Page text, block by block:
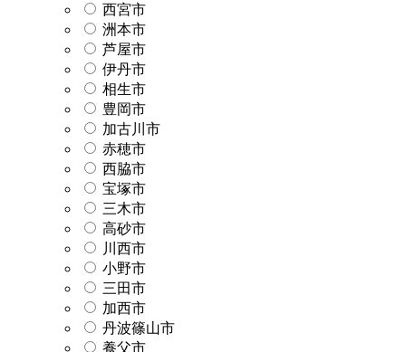
西宮市
洲本市
芦屋市
伊丹市
相生市
豊岡市
加古川市
赤穂市
西脇市
宝塚市
三木市
高砂市
川西市
小野市
三田市
加西市
丹波篠山市
養父市